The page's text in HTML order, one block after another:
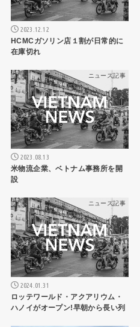
2023.12.12
HCMCガソリン店１割が日常的に
在庫切れ
ニュース記事
2023.08.13
米物流企業、ベトナム事務所を開
設
ニュース記事
2024.01.31
ロッテワールド・アクアリウム・
ハノイがオープン!早朝から長い列